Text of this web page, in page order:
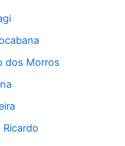
dos Morros